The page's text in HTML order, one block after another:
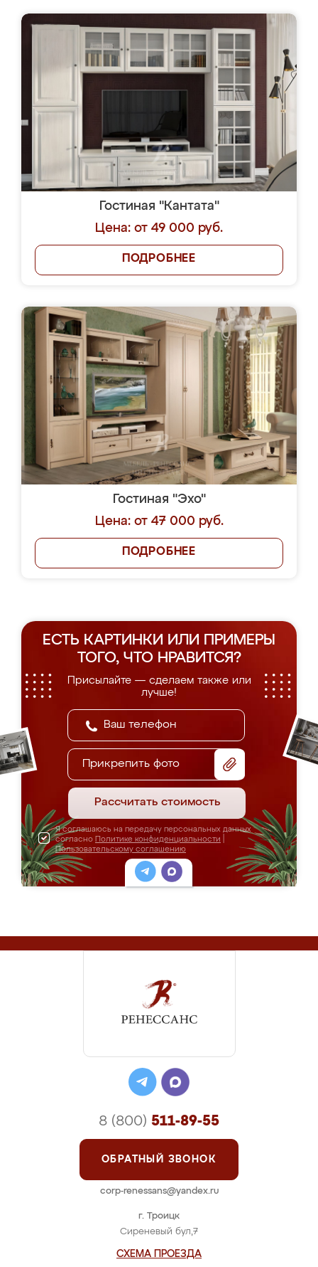
Гостиная "Кантата"
Цена: от 49 000 руб.
ПОДРОБНЕЕ
Гостиная "Эхо"
Цена: от 47 000 руб.
ПОДРОБНЕЕ
ЕСТЬ КАРТИНКИ ИЛИ ПРИМЕРЫ
ТОГО, ЧТО НРАВИТСЯ?
Присылайте — сделаем также или
лучше!
Прикрепить фото
Рассчитать стоимость
Я соглашаюсь на передачу персональных данных
согласно Политике конфиденциальности
Пользовательскому соглашению
г. Троицк
Сиреневый бул,7
СХЕМА ПРОЕЗДА
8 (800) 511-89-55
ОБРАТНЫЙ ЗВОНОК
corp-renessans@yandex.ru